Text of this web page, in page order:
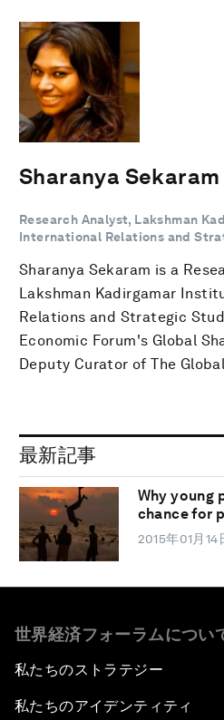
Sharanya Sekaram
Research Analyst, Lakshman
International Relations and
Sharanya Sekaram is a
Lakshman Kadirgamar
Relations and Strategic
Economic Forum's Global
Deputy Curator of The
最新記事
Why young
chance for
2015年01月14
世界経済フォーラムについ
私たちのストラテジー
私たちのアイデンティティ